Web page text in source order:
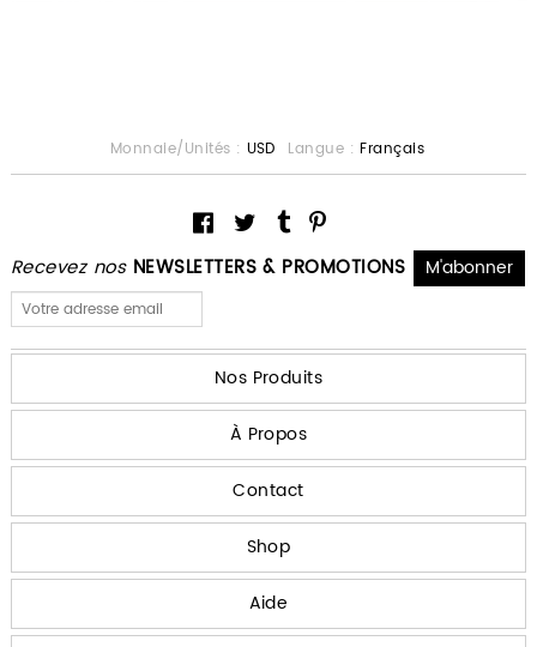
Recevez nos NEWSLETTERS & PROMOTIONS
Monnaie/Unités : USD Langue : Français
Nos Produits
À Propos
Contact
Shop
Aide